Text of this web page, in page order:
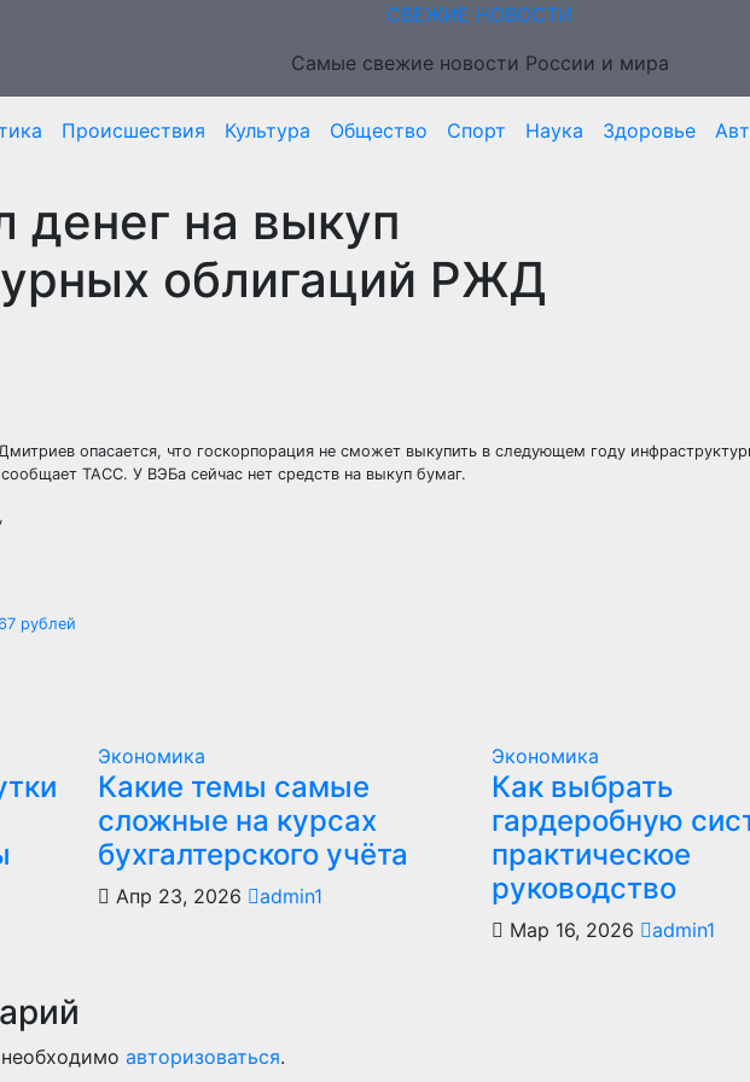
СВЕЖИЕ НОВОСТИ
Самые свежие новости России и мира
Происшествия Культура Общество Спорт Наука Здоровье
денег на выкуп
облигаций РЖД
опасается, что госкорпорация не сможет выкупить в следующем году
ТАСС. У ВЭБа сейчас нет средств на выкуп бумаг.
рублей
Экономика
Какие темы самые
сложные на курсах
бухгалтерского учёта
Апр 23, 2026 admin1
Экономика
Как выбрать
гардеробную
практическое
руководство
Мар 16, 2026 admin1
авторизоваться.